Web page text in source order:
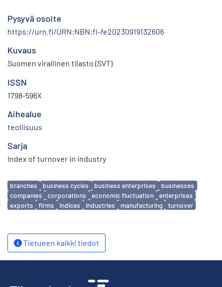
Pysyvä osoite
https://urn.fi/URN:NBN:fi-fe20230919132606
Kuvaus
Suomen virallinen tilasto (SVT)
ISSN
1798-596X
Aihealue
teollisuus
Sarja
Index of turnover in industry
Avainsanat
branches business cycles business enterprises
businesses
companies
corporations economic fluctuation
enterprises
exports
firms indices industries manufacturing turnover
Tietueen kaikki tiedot